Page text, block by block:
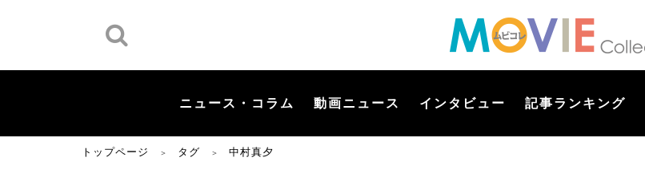
ニュース・コラム 動画ニュース インタビュー 記事ランキング
トップページ ＞ タグ ＞ 中村真夕